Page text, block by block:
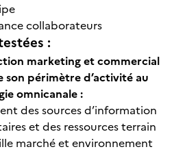
collaborateurs
:
marketing et commercial
son périmètre d’activité au
omnicanale :
des sources d’information
et des ressources terrain
marché et environnement